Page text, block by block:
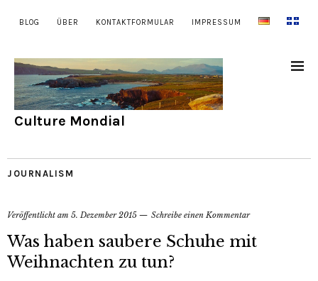
BLOG ÜBER KONTAKTFORMULAR IMPRESSUM
Culture Mondial
JOURNALISM
Veröffentlicht am 5. Dezember 2015 Schreibe einen Kommentar
Was haben saubere Schuhe mit
Weihnachten zu tun?